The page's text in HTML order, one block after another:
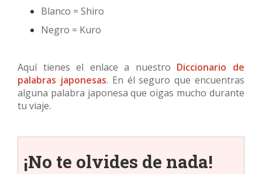
Blanco = Shiro
Negro = Kuro
Aquí tienes el enlace a nuestro Diccionario de
palabras japonesas. En él seguro que encuentras
alguna palabra japonesa que oigas mucho durante
tu viaje.
¡No te olvides de nada!